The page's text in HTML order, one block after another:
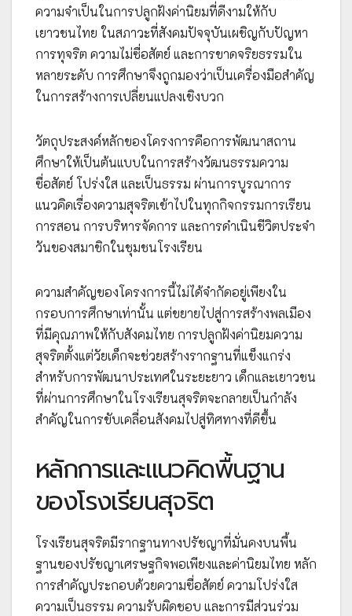
ความจำเป็นในการปลูกฝังค่านิยมที่ดีงามให้กับ
เยาวชนไทย ในสภาวะที่สังคมปัจจุบันเผชิญกับปัญหา
การทุจริต ความไม่ซื่อสัตย์ และการขาดจริยธรรมใน
หลายระดับ การศึกษาจึงถูกมองว่าเป็นเครื่องมือสำคัญ
ในการสร้างการเปลี่ยนแปลงเชิงบวก
วัตถุประสงค์หลักของโครงการคือการพัฒนาสถาน
ศึกษาให้เป็นต้นแบบในการสร้างวัฒนธรรมความ
ซื่อสัตย์ โปร่งใส และเป็นธรรม ผ่านการบูรณาการ
แนวคิดเรื่องความสุจริตเข้าไปในทุกกิจกรรมการเรียน
การสอน การบริหารจัดการ และการดำเนินชีวิตประจำ
วันของสมาชิกในชุมชนโรงเรียน
ความสำคัญของโครงการนี้ไม่ได้จำกัดอยู่เพียงใน
กรอบการศึกษาเท่านั้น แต่ขยายไปสู่การสร้างพลเมือง
ที่มีคุณภาพให้กับสังคมไทย การปลูกฝังค่านิยมความ
สุจริตตั้งแต่วัยเด็กจะช่วยสร้างรากฐานที่แข็งแกร่ง
สำหรับการพัฒนาประเทศในระยะยาว เด็กและเยาวชน
ที่ผ่านการศึกษาในโรงเรียนสุจริตจะกลายเป็นกำลัง
สำคัญในการขับเคลื่อนสังคมไปสู่ทิศทางที่ดีขึ้น
หลักการและแนวคิดพื้นฐาน
ของโรงเรียนสุจริต
โรงเรียนสุจริตมีรากฐานทางปรัชญาที่มั่นคงบนพื้น
ฐานของปรัชญาเศรษฐกิจพอเพียงและค่านิยมไทย หลัก
การสำคัญประกอบด้วยความซื่อสัตย์ ความโปร่งใส
ความเป็นธรรม ความรับผิดชอบ และการมีส่วนร่วม